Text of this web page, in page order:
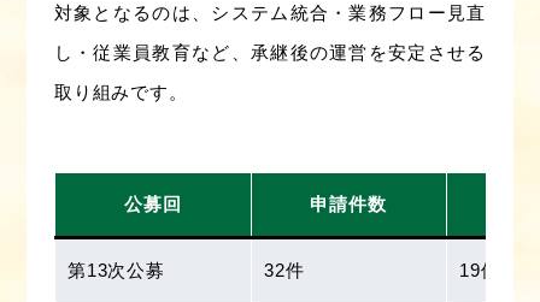
対象となるのは、システム統合・業務フロー見直
し・従業員教育など、承継後の運営を安定させる
取り組みです。
公募回 申請件数
第13次公募 32件 19件